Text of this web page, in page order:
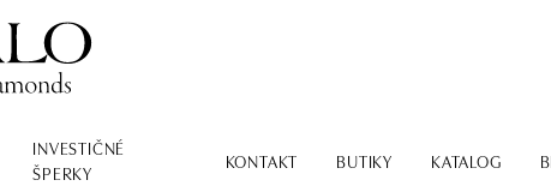
INVESTIČNÉ
ŠPERKY
KONTAKT BUTIKY KATALOG